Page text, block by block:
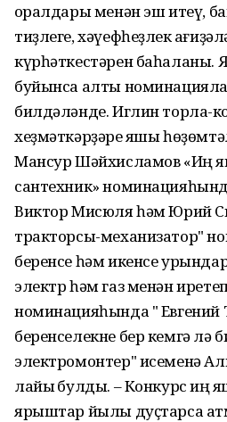
ҡоралдары менән эш итеү,
тиҙлеге, хәүефһеҙлек
күрһәткестәрен баһаланы.
буйынса алты
билдәләнде. Иглин
хеҙмәткәрҙәре яҡшы
Мансур Шәйхисламов «Иң
сантехник»
Виктор Мисюля һәм Юрий
тракторсы-механизатор"
беренсе һәм икенсе
электр һәм газ менән
номинацияһында " Евгений
беренселекне бер кемгә лә
электромонтер" исеменә
лайыҡ булды. – Конкурс иң
ярыштар йылы дуҫтарса